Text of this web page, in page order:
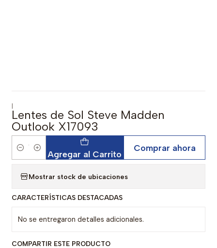
|
Lentes de Sol Steve Madden
Outlook X17093
Cantidad Agregar al Carrito
Comprar ahora
Mostrar stock de ubicaciones
CARACTERÍSTICAS DESTACADAS
No se entregaron detalles adicionales.
COMPARTIR ESTE PRODUCTO